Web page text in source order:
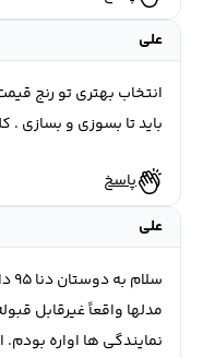
علی
انتخاب بهتری تو رنج
باید تا بسوزی و بسازی .
پاسخ
علی
مدلها واقعاً غیرقابل
نمایندگی ها اواره